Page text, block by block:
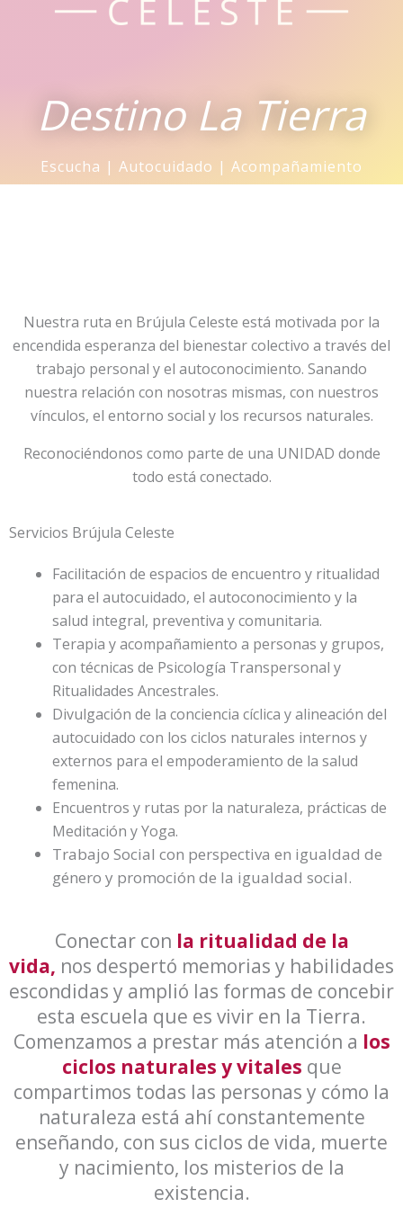
Destino La Tierra
Escucha | Autocuidado | Acompañamiento
Nuestra ruta en Brújula Celeste está motivada por la
encendida esperanza del bienestar colectivo a través del
trabajo personal y el autoconocimiento. Sanando
nuestra relación con nosotras mismas, con nuestros
vínculos, el entorno social y los recursos naturales.
Reconociéndonos como parte de una UNIDAD donde
todo está conectado.
Servicios Brújula Celeste
Facilitación de espacios de encuentro y ritualidad
para el autocuidado, el autoconocimiento y la
salud integral, preventiva y comunitaria.
Terapia y acompañamiento a personas y grupos,
con técnicas de Psicología Transpersonal y
Ritualidades Ancestrales.
Divulgación de la conciencia cíclica y alineación del
autocuidado con los ciclos naturales internos y
externos para el empoderamiento de la salud
femenina.
Encuentros y rutas por la naturaleza, prácticas de
Meditación y Yoga.
Trabajo Social con perspectiva en igualdad de
género y promoción de la igualdad social.
Conectar con la ritualidad de la
vida, nos despertó memorias y habilidades
escondidas y amplió las formas de concebir
esta escuela que es vivir en la Tierra.
Comenzamos a prestar más atención a los
ciclos naturales y vitales que
compartimos todas las personas y cómo la
naturaleza está ahí constantemente
enseñando, con sus ciclos de vida, muerte
y nacimiento, los misterios de la
existencia.